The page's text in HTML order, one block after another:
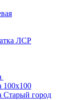
ЛСР
100x100
Старый город